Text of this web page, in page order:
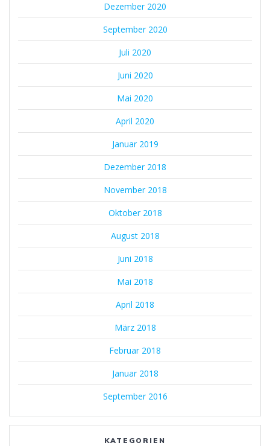
Dezember 2020
September 2020
Juli 2020
Juni 2020
Mai 2020
April 2020
Januar 2019
Dezember 2018
November 2018
Oktober 2018
August 2018
Juni 2018
Mai 2018
April 2018
März 2018
Februar 2018
Januar 2018
September 2016
KATEGORIEN